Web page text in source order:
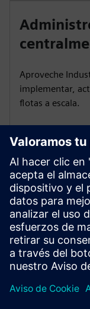
Aproveche
implementar,
flotas a escala.
Analice
Capture eventos
actúe antes de
producción con